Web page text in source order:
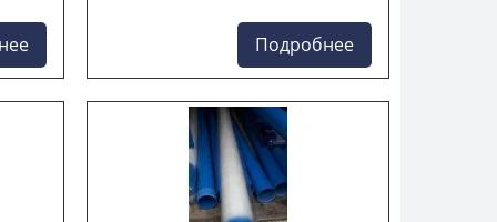
Подробнее